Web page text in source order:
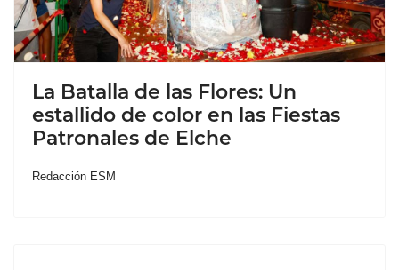
La Batalla de las Flores: Un
estallido de color en las Fiestas
Patronales de Elche
Redacción ESM